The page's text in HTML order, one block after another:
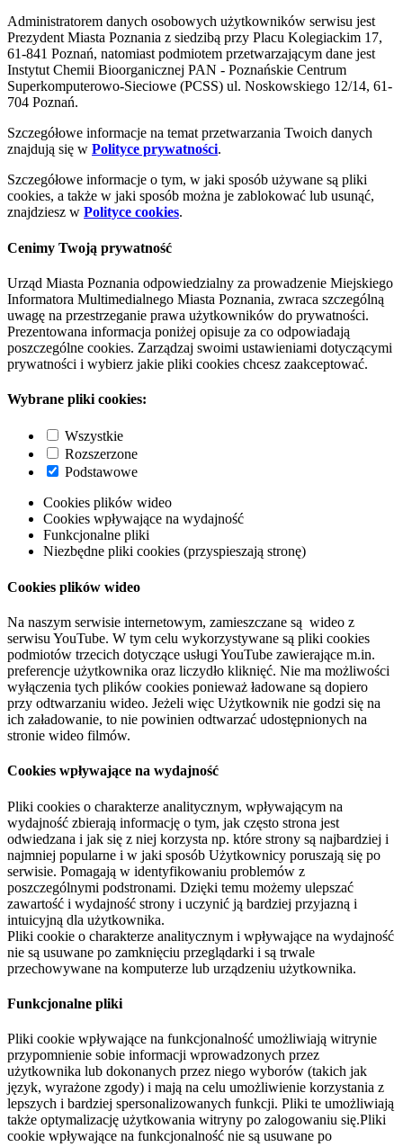
Administratorem danych osobowych użytkowników serwisu jest
Prezydent Miasta Poznania z siedzibą przy Placu Kolegiackim 17,
61-841 Poznań, natomiast podmiotem przetwarzającym dane jest
Instytut Chemii Bioorganicznej PAN - Poznańskie Centrum
Superkomputerowo-Sieciowe (PCSS) ul. Noskowskiego 12/14, 61-
704 Poznań.
Szczegółowe informacje na temat przetwarzania Twoich danych
znajdują się w Polityce prywatności.
Szczegółowe informacje o tym, w jaki sposób używane są pliki
cookies, a także w jaki sposób można je zablokować lub usunąć,
znajdziesz w Polityce cookies.
Cenimy Twoją prywatność
Urząd Miasta Poznania odpowiedzialny za prowadzenie Miejskiego
Informatora Multimedialnego Miasta Poznania, zwraca szczególną
uwagę na przestrzeganie prawa użytkowników do prywatności.
Prezentowana informacja poniżej opisuje za co odpowiadają
poszczególne cookies. Zarządzaj swoimi ustawieniami dotyczącymi
prywatności i wybierz jakie pliki cookies chcesz zaakceptować.
Wybrane pliki cookies:
Wszystkie
Rozszerzone
Podstawowe
Cookies plików wideo
Cookies wpływające na wydajność
Funkcjonalne pliki
Niezbędne pliki cookies (przyspieszają stronę)
Cookies plików wideo
Na naszym serwisie internetowym, zamieszczane są wideo z
serwisu YouTube. W tym celu wykorzystywane są pliki cookies
podmiotów trzecich dotyczące usługi YouTube zawierające m.in.
preferencje użytkownika oraz liczydło kliknięć. Nie ma możliwości
wyłączenia tych plików cookies ponieważ ładowane są dopiero
przy odtwarzaniu wideo. Jeżeli więc Użytkownik nie godzi się na
ich załadowanie, to nie powinien odtwarzać udostępnionych na
stronie wideo filmów.
Cookies wpływające na wydajność
Pliki cookies o charakterze analitycznym, wpływającym na
wydajność zbierają informację o tym, jak często strona jest
odwiedzana i jak się z niej korzysta np. które strony są najbardziej i
najmniej popularne i w jaki sposób Użytkownicy poruszają się po
serwisie. Pomagają w identyfikowaniu problemów z
poszczególnymi podstronami. Dzięki temu możemy ulepszać
zawartość i wydajność strony i uczynić ją bardziej przyjazną i
intuicyjną dla użytkownika.
Pliki cookie o charakterze analitycznym i wpływające na wydajność
nie są usuwane po zamknięciu przeglądarki i są trwale
przechowywane na komputerze lub urządzeniu użytkownika.
Funkcjonalne pliki
Pliki cookie wpływające na funkcjonalność umożliwiają witrynie
przypomnienie sobie informacji wprowadzonych przez
użytkownika lub dokonanych przez niego wyborów (takich jak
język, wyrażone zgody) i mają na celu umożliwienie korzystania z
lepszych i bardziej spersonalizowanych funkcji. Pliki te umożliwiają
także optymalizację użytkowania witryny po zalogowaniu się.Pliki
cookie wpływające na funkcjonalność nie są usuwane po